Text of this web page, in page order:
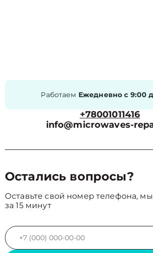
Работаем Ежедневно с 9:00
+78001011416
info@microwaves-
Остались вопросы?
Оставьте свой номер телефона,
за 15 минут